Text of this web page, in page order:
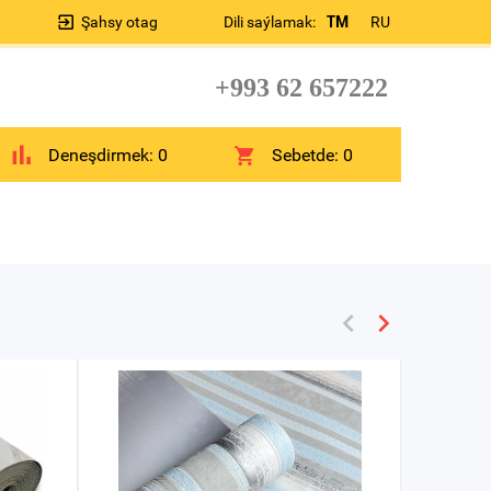
Dili saýlamak: TM RU
Şahsy otag
+993 62 657222
Deneşdirmek: 0 Sebetde:0